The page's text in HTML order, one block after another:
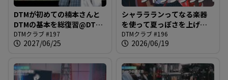
DTMが初めての楠本さんと
DTMの基本を総復習@DTM
クラブ #197
DTMクラブ #197
2027/06/25
シャララランってなる楽器
を使って夏っぽさを上げて
いこう@DTMクラブ #196
DTMクラブ #196
2026/06/19